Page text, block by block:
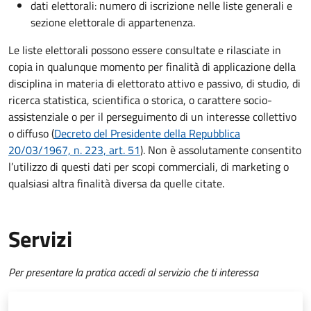
dati elettorali: numero di iscrizione nelle liste generali e
sezione elettorale di appartenenza.
Le liste elettorali possono essere consultate e rilasciate in
copia in qualunque momento per finalità di applicazione della
disciplina in materia di elettorato attivo e passivo, di studio, di
ricerca statistica, scientifica o storica, o carattere socio-
assistenziale o per il perseguimento di un interesse collettivo
o diffuso (Decreto del Presidente della Repubblica
20/03/1967, n. 223, art. 51). Non è assolutamente consentito
l’utilizzo di questi dati per scopi commerciali, di marketing o
qualsiasi altra finalità diversa da quelle citate.
Servizi
Per presentare la pratica accedi al servizio che ti interessa